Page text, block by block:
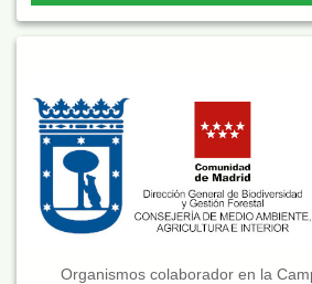
Organismos colaborador en la